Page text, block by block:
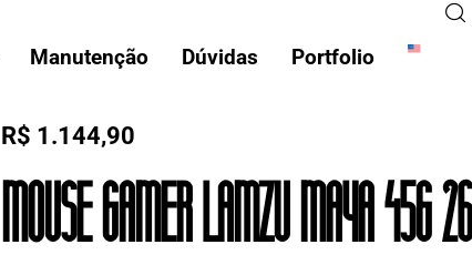
Manutenção Dúvidas Portfolio
R$ 1.144,90
Mouse Gamer Lamzu Maya 45G